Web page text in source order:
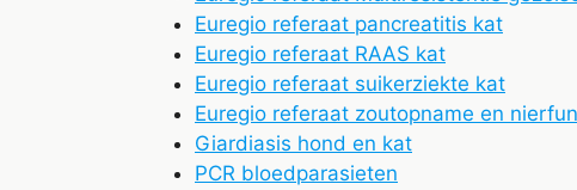
Euregio referaat pancreatitis kat
Euregio referaat RAAS kat
Euregio referaat suikerziekte kat
Euregio referaat zoutopname en
Giardiasis hond en kat
PCR bloedparasieten